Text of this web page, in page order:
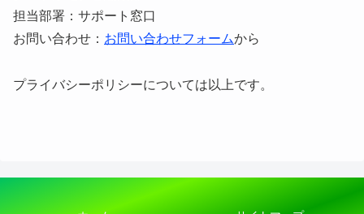
担当部署：サポート窓口
お問い合わせ： お問い合わせフォームから
プライバシーポリシーについては以上です。